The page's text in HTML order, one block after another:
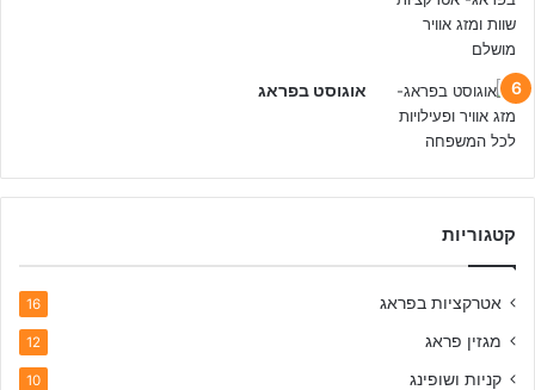
אוגוסט בפראג
קטגוריות
אטרקציות בפראג 16
מגזין פראג 12
קניות ושופינג 10